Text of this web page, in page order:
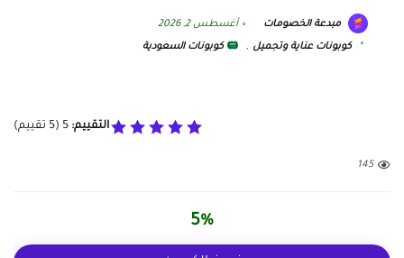
مبدعة الخصومات أغسطس 2, 2026
كوبونات عناية وتجميل , كوبونات السعودية
التقييم: 5
(
5 تقييم)
145
5%